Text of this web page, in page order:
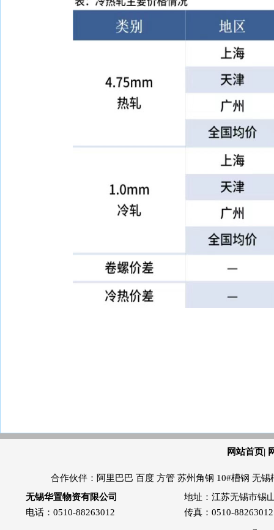
网站首页|
合作伙伴： 阿里巴巴 百度 方管 苏州角钢 10#槽钢 无锡
无锡华置物资有限公司
地址：江苏无锡市锡
电话：0510-88263012
传真：0510-